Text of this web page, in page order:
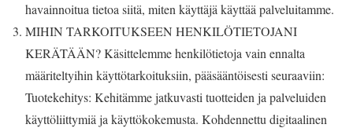
havainnoitua tietoa siitä, miten käyttäjä käyttää palveluitamme.
MIHIN TARKOITUKSEEN HENKILÖTIETOJANI
KERÄTÄÄN? Käsittelemme henkilötietoja vain ennalta
määriteltyihin käyttötarkoituksiin, pääsääntöisesti seuraaviin:
Tuotekehitys: Kehitämme jatkuvasti tuotteiden ja palveluiden
käyttöliittymiä ja käyttökokemusta. Kohdennettu digitaalinen